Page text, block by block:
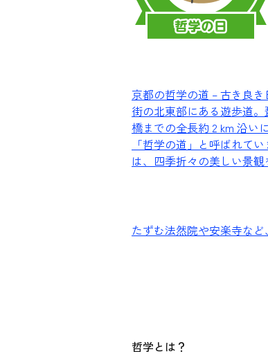
京都の哲学の道 – 古き良
街の北東部にある遊歩道
橋までの全長約 2 km 沿い
「哲学の道」と呼ばれて
は、四季折々の美しい景
たずむ法然院や安楽寺な
哲学とは？